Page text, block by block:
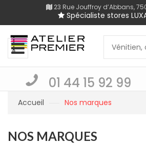
23 Rue Jouffroy d’Abbans,
Spécialiste stores
01 44 15 92 99
Accueil Nos marques
NOS MARQUES